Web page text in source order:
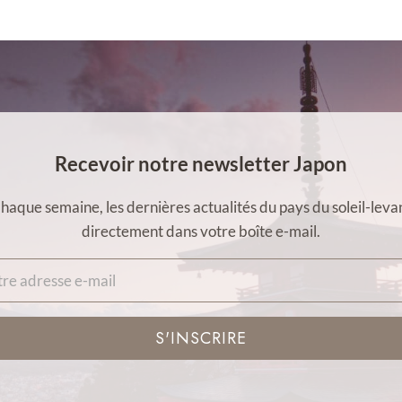
Recevoir notre newsletter Japon
semaine, les dernières actualités du pays du soleil-
directement dans votre boîte e-mail.
S'INSCRIRE